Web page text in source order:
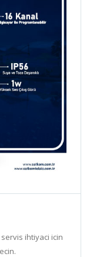
ihtiyaci icin